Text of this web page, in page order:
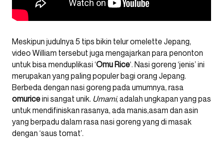
Meskipun judulnya 5 tips bikin telur omelette Jepang,
video William tersebut juga mengajarkan para penonton
untuk bisa menduplikasi ‘Omu Rice‘. Nasi goreng ‘jenis’ ini
merupakan yang paling populer bagi orang Jepang.
Berbeda dengan nasi goreng pada umumnya, rasa
omuriceini sangat unik. Umami, adalah ungkapan yang pas
untuk mendifiniskan rasanya, ada manis,asam dan asin
yang berpadu dalam rasa nasi goreng yang di masak
dengan ‘saus tomat’.